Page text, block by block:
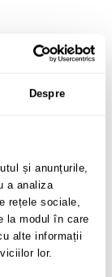
Despre
și anunțurile,
a analiza
rețele sociale,
la modul în care
alte informații
lor.